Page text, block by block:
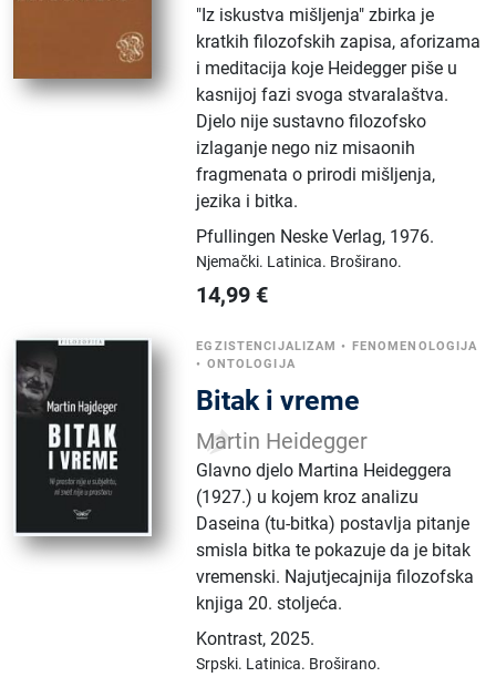
"Iz iskustva mišljenja" zbirka je
kratkih filozofskih zapisa, aforizama
i meditacija koje Heidegger piše u
kasnijoj fazi svoga stvaralaštva.
Djelo nije sustavno filozofsko
izlaganje nego niz misaonih
fragmenata o prirodi mišljenja,
jezika i bitka.
Pfullingen Neske Verlag, 1976.
Njemački. Latinica. Broširano.
14,99 €
EGZISTENCIJALIZAM • FENOMENOLOGIJA
• ONTOLOGIJA
Bitak i vreme
Martin Heidegger
Glavno djelo Martina Heideggera
(1927.) u kojem kroz analizu
Daseina (tu-bitka) postavlja pitanje
smisla bitka te pokazuje da je bitak
vremenski. Najutjecajnija filozofska
knjiga 20. stoljeća.
Kontrast,2025.
Srpski. Latinica. Broširano.